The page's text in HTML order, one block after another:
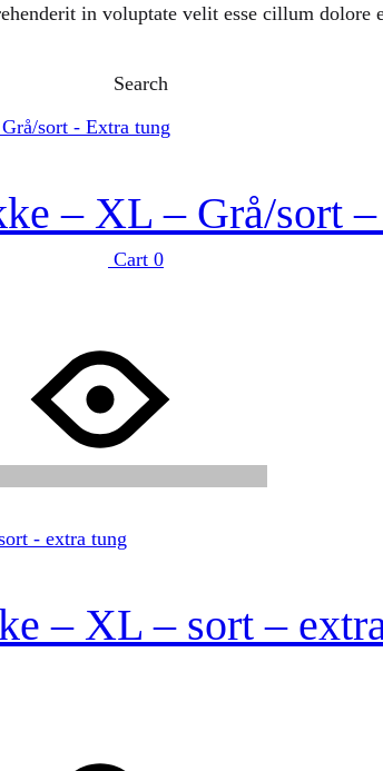
Search
Cart 0
in voluptate velit esse cillum
– XL – Grå/sort
– XL – sort –